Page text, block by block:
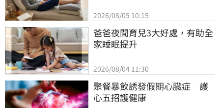
2026/08/05 10:15
爸爸夜間育兒3大好處，有助全
家睡眠提升
2026/08/04 11:30
聚餐暴飲誘發假期心臟症　護
心五招護健康